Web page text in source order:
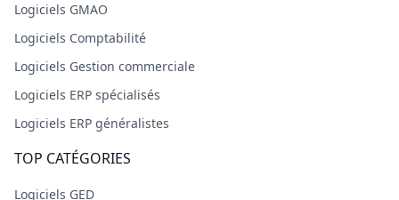
Logiciels GMAO
Logiciels Comptabilité
Logiciels Gestion commerciale
Logiciels ERP spécialisés
Logiciels ERP généralistes
TOP CATÉGORIES
Logiciels GED